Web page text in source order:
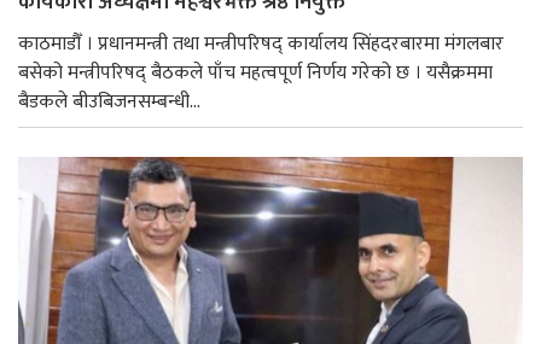
काठमाडौँ । प्रधानमन्त्री तथा मन्त्रीपरिषद् कार्यालय सिंहदरबारमा मंगलबार
बसेको मन्त्रीपरिषद् बैठकले पाँच महत्वपूर्ण निर्णय गरेको छ । यसैक्रममा
बैडकले बीउबिजनसम्बन्धी...